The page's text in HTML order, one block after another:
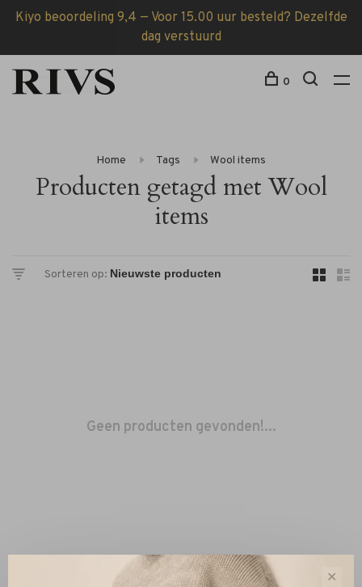
Kiyo beoordeling 9,4 — Voor 15.00 uur besteld? Dezelfde
dag verstuurd
0
Home Tags Wool items
Producten getagd met Wool
items
Sorteren op:
Geen producten gevonden!...
✕